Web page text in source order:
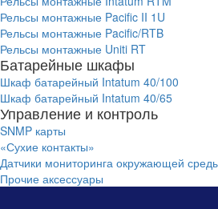
Рельсы монтажные Pacific II 1U
Рельсы монтажные Pacific/RTB
Рельсы монтажные Uniti RT
Батарейные шкафы
Шкаф батарейный Intatum 40/100
Шкаф батарейный Intatum 40/65
Управление и контроль
SNMP карты
«Сухие контакты»
Датчики мониторинга окружающей
Прочие аксессуары